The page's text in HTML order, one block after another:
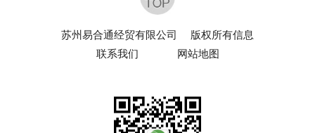
苏州易合通经贸有限公司
版权所有信息
联系我们
网站地图